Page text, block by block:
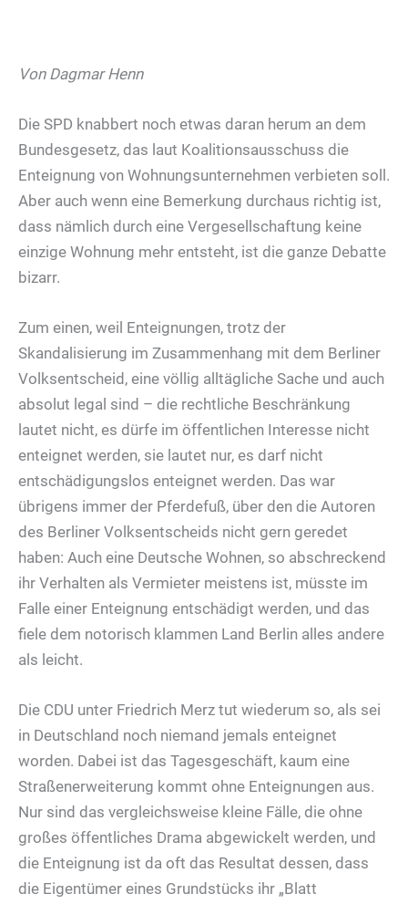
Von Dagmar Henn
Die SPD knabbert noch etwas daran herum an dem
Bundesgesetz, das laut Koalitionsausschuss die
Enteignung von Wohnungsunternehmen verbieten soll.
Aber auch wenn eine Bemerkung durchaus richtig ist,
dass nämlich durch eine Vergesellschaftung keine
einzige Wohnung mehr entsteht, ist die ganze Debatte
bizarr.
Zum einen, weil Enteignungen, trotz der
Skandalisierung im Zusammenhang mit dem Berliner
Volksentscheid, eine völlig alltägliche Sache und auch
absolut legal sind – die rechtliche Beschränkung
lautet nicht, es dürfe im öffentlichen Interesse nicht
enteignet werden, sie lautet nur, es darf nicht
entschädigungslos enteignet werden. Das war
übrigens immer der Pferdefuß, über den die Autoren
des Berliner Volksentscheids nicht gern geredet
haben: Auch eine Deutsche Wohnen, so abschreckend
ihr Verhalten als Vermieter meistens ist, müsste im
Falle einer Enteignung entschädigt werden, und das
fiele dem notorisch klammen Land Berlin alles andere
als leicht.
Die CDU unter Friedrich Merz tut wiederum so, als sei
in Deutschland noch niemand jemals enteignet
worden. Dabei ist das Tagesgeschäft, kaum eine
Straßenerweiterung kommt ohne Enteignungen aus.
Nur sind das vergleichsweise kleine Fälle, die ohne
großes öffentliches Drama abgewickelt werden, und
die Enteignung ist da oft das Resultat dessen, dass
die Eigentümer eines Grundstücks ihr „Blatt